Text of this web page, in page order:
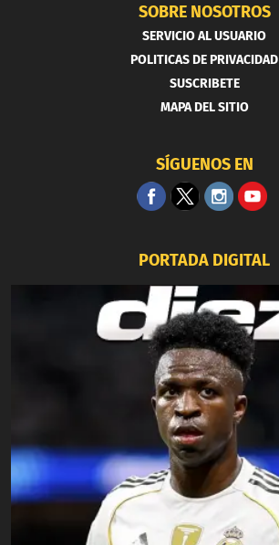
SOBRE NOSOTROS
SERVICIO AL USUARIO
POLITICAS DE PRIVACIDAD
SUSCRIBETE
MAPA DEL SITIO
SÍGUENOS EN
PORTADA DIGITAL